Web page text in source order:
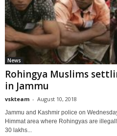
News
Rohingya Muslims
in Jammu
vskteam - August 10, 2018
Jammu and Kashmir police on
Himmat area where Rohingyas are
30 lakhs...